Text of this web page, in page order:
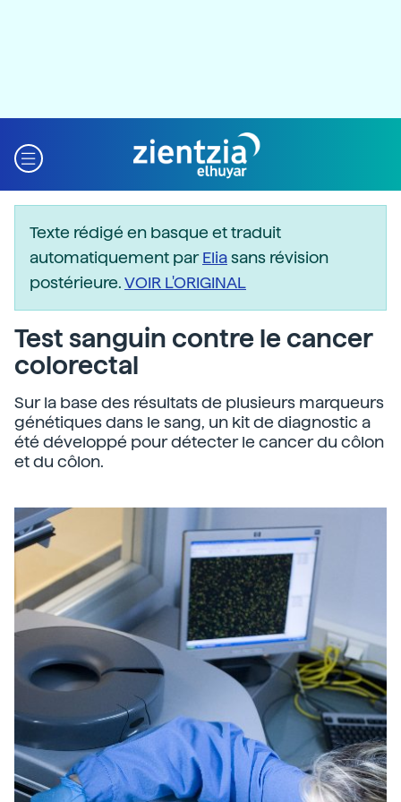
Texte rédigé en basque et traduit
automatiquement parEliasans révision
postérieure.VOIR L'ORIGINAL
Test sanguin contre le cancer
colorectal
Sur la base des résultats de plusieurs marqueurs
génétiques dans le sang, un kit de diagnostic a
été développé pour détecter le cancer du côlon
et du côlon.